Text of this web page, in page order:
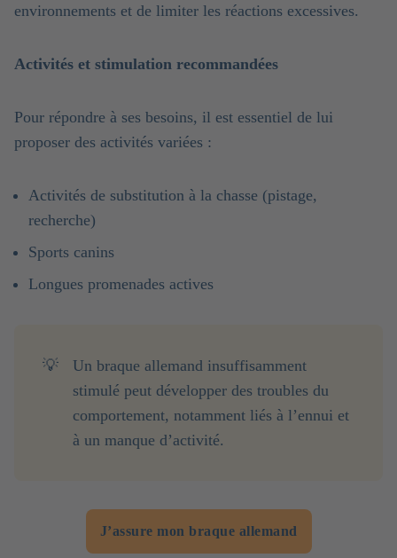
environnements et de limiter les réactions excessives.
Activités et stimulation recommandées
Pour répondre à ses besoins, il est essentiel de lui
proposer des activités variées :
Activités de substitution à la chasse (pistage,
recherche)
Sports canins
Longues promenades actives
💡
Un braque allemand insuffisamment
stimulé peut développer des troubles du
comportement, notamment liés à l’ennui et
à un manque d’activité.
J’assure mon braque allemand